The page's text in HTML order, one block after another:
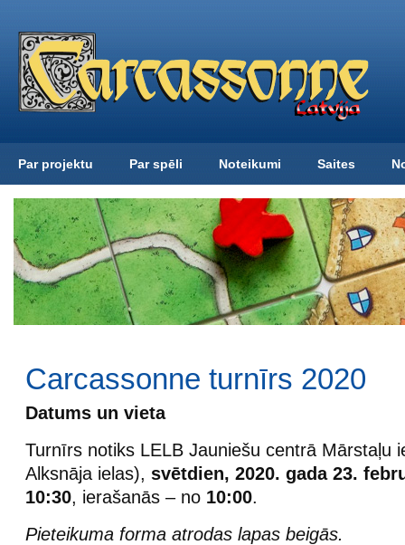
Par projektu Par spēli Noteikumi Saites
Carcassonne turnīrs 2020
Datums un vieta
Turnīrs notiks LELB Jauniešu centrā Mārstaļu
Alksnāja ielas), svētdien, 2020. gada 23.
10:30, ierašanās – no 10:00.
Pieteikuma forma atrodas lapas beigās.